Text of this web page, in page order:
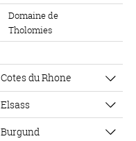
Domaine de
Tholomies
Cotes du Rhone
Elsass
Burgund